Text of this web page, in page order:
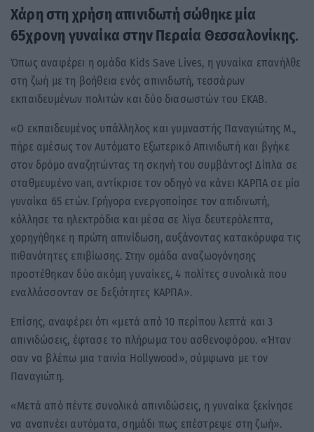
Χάρη στη χρήση απινιδωτή σώθηκε μία
65χρονη γυναίκα στην Περαία Θεσσαλονίκης.
Όπως αναφέρει η ομάδα Kids Save Lives, η γυναίκα επανήλθε
στη ζωή με τη βοήθεια ενός απινιδωτή, τεσσάρων
εκπαιδευμένων πολιτών και δύο διασωστών του ΕΚΑΒ.
«Ο εκπαιδευμένος υπάλληλος και γυμναστής Παναγιώτης Μ.,
πήρε αμέσως τον Αυτόματο Εξωτερικό Απινιδωτή και βγήκε
στον δρόμο αναζητώντας τη σκηνή του συμβάντος! Δίπλα σε
σταθμευμένο van, αντίκρισε τον οδηγό να κάνει ΚΑΡΠΑ σε μία
γυναίκα 65 ετών. Γρήγορα ενεργοποίησε τον απιδινωτή,
κόλλησε τα ηλεκτρόδια και μέσα σε λίγα δευτερόλεπτα,
χορηγήθηκε η πρώτη απινίδωση, αυξάνοντας κατακόρυφα τις
πιθανότητες επιβίωσης. Στην ομάδα αναζωογόνησης
προστέθηκαν δύο ακόμη γυναίκες, 4 πολίτες συνολικά που
εναλλάσσονταν σε δεξιότητες ΚΑΡΠΑ».
Επίσης, αναφέρει ότι «μετά από 10 περίπου λεπτά και 3
απινιδώσεις, έφτασε το πλήρωμα του ασθενοφόρου. «Ήταν
σαν να βλέπω μια ταινία Hollywood», σύμφωνα με τον
Παναγιώτη.
«Μετά από πέντε συνολικά απινιδώσεις, η γυναίκα ξεκίνησε
να αναπνέει αυτόματα, σημάδι πως επέστρεψε στη ζωή».